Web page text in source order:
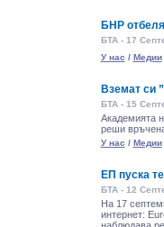
БНР
БТА - 17
У нас / Медии
Вземат си
БТА - 15
Академията
реши
У нас / Медии
ЕП пуска
БТА - 12
На 17
интернет: